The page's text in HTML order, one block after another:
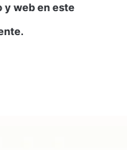
y web en este